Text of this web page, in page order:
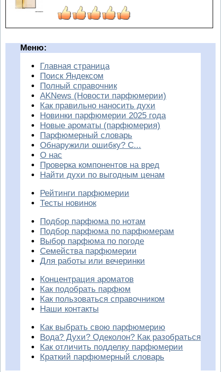
Меню:
Главная страница
Поиск Яндексом
Полный справочник
AKNews (Новости парфюмерии)
Как правильно наносить духи
Новинки парфюмерии 2025 года
Новые ароматы (парфюмерия)
Парфюмерный словарь
Обнаружили ошибку? С...
О нас
Проверка компонентов на вред
Найти духи по выгодным ценам
Рейтинги парфюмерии
Тесты новинок
Подбор парфюма по нотам
Подбор парфюма по парфюмерам
Выбор парфюма по погоде
Семейства парфюмерии
Для работы или вечеринки
Концентрация ароматов
Как подобрать парфюм
Как пользоваться справочником
Наши контакты
Как выбрать свою парфюмерию
Вода? Духи? Одеколон? Как разобраться
Как отличить подделку парфюмерии
Краткий парфюмерный словарь